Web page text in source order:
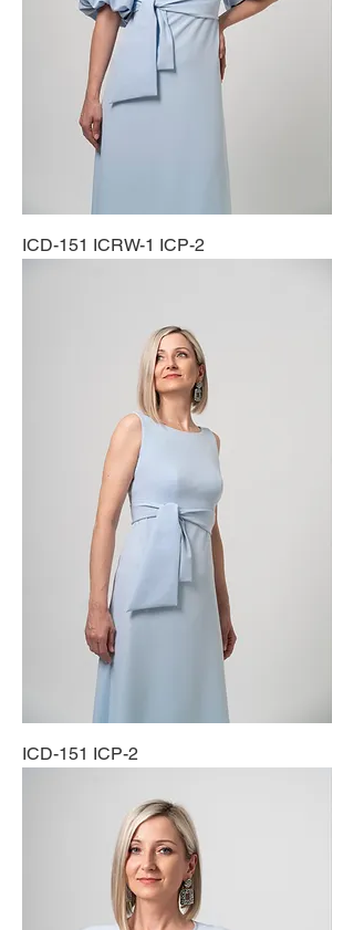
ICD-151 ICRW-1 ICP-2
ICD-151 ICP-2